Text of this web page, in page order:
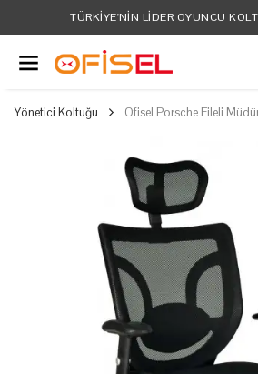
TÜRKIYE'NIN LIDER OYUNCU
Yönetici Koltuğu Ofisel Porsche Fileli